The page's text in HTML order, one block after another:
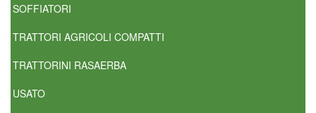
SOFFIATORI
TRATTORI AGRICOLI COMPATTI
TRATTORINI RASAERBA
USATO